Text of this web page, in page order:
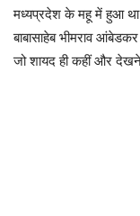
मध्यप्रदेश के महू में हुआ
बाबासाहेब भीमराव
जो शायद ही कहीं और